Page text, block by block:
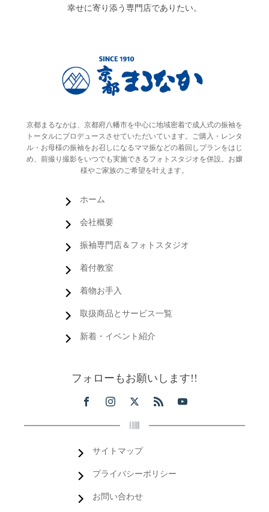
幸せに寄り添う専門店でありたい。
京都まるなかは、京都府八幡市を中心に地域密着で成人式の振袖を
トータルにプロデュースさせていただいています。ご購入・レンタ
ル・お母様の振袖をお召しになるママ振などの着回しプランをはじ
め、前撮り撮影をいつでも実施できるフォトスタジオを併設。お嬢
様やご家族のご希望を叶えます。
ホーム
会社概要
振袖専門店＆フォトスタジオ
着付教室
着物お手入
取扱商品とサービス一覧
新着・イベント紹介
フォローもお願いします!!
サイトマップ
プライバシーポリシー
お問い合わせ